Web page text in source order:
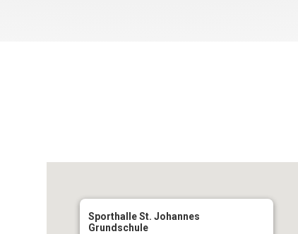
Sporthalle St. Johannes
Grundschule